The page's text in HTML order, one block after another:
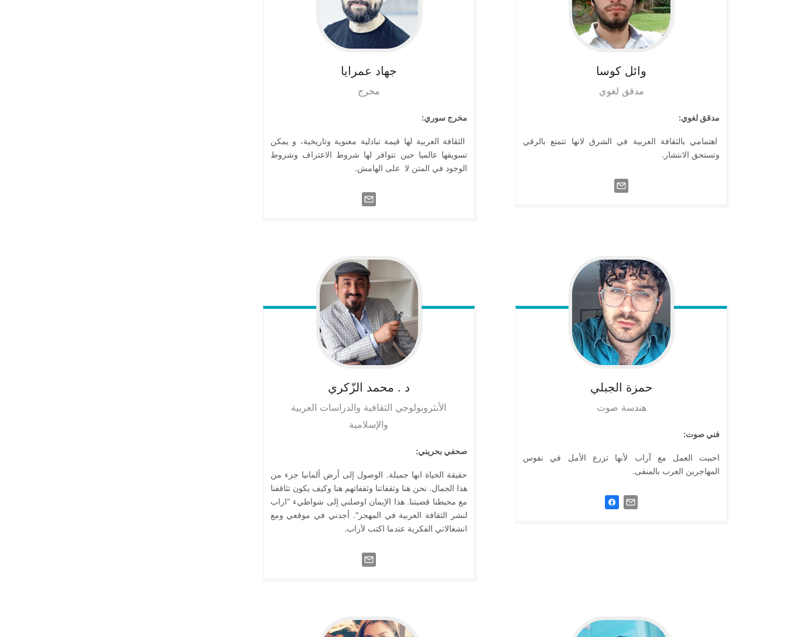
جهاد عمرايا
مخرج
مخرج سوري:
الثقافة العربية لها قيمة تبادلية معنوية وتاريخية، و يمكن
تسويقها عالميا حين تتوافر لها شروط الاعتراف وشروط
الوجود في المتن لا على الهامش.
وائل كوسا
مدقق لغوي
مدقق لغوي:
اهتمامي بالثقافة العربية في الشرق لانها تتمتع بالرقي
وتستحق الانتشار.
د . محمد الزّكري
الأنثروبولوجي الثقافية والدراسات العربية
والإسلامية
صحفي بحريني:
حقيقة الحياة انها جميلة. الوصول إلى أرض ألمانيا جزء من
هذا الجمال. نحن هنا وثقفاتنا وثقفاتهم هنا وكيف يكون تثاقفنا
مع محيطنا قضيتنا. هذا الإيمان اوصلني إلى شواطيء "اراب
لنشر الثقافة العربية في المهجر". أجدني في موقعي ومع
انشغالاتي الفكرية عندما اكتب لآراب.
حمزة الجبلي
هندسة صوت
فني صوت:
احببت العمل مع آراب لأنها تزرع الأمل في نفوس
المهاجرين العرب بالمنفى.